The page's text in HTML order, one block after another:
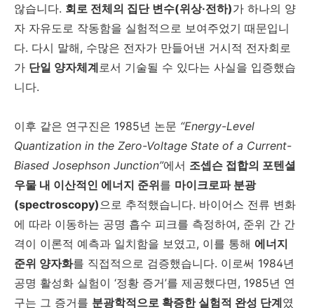
않습니다. 회로 전체의 집단 변수(위상·전하)가 하나의 양
자 자유도로 작동함을 실험적으로 보여주었기 때문입니
다. 다시 말해, 수많은 전자가 만들어낸 거시적 전자회로
가 단일 양자체계 로서 기술될 수 있다는 사실을 입증했습
니다.
이후 같은 연구진은 1985년 논문 “Energy-Level
Quantization in the Zero-Voltage State of a Current-
Biased Josephson Junction”에서 조셉슨 접합의 포텐셜
우물 내 이산적인 에너지 준위를 마이크로파 분광
(spectroscopy) 으로 추적했습니다. 바이어스 전류 변화
에 따라 이동하는 공명 흡수 피크를 측정하여, 준위 간 간
격이 이론적 예측과 일치함을 보였고, 이를 통해 에너지
준위 양자화를 직접적으로 검증했습니다. 이로써 1984년
공명 활성화 실험이 ‘정황 증거’를 제공했다면, 1985년 연
구는 그 증거를 분광학적으로 확증한 실험적 완성 단계였